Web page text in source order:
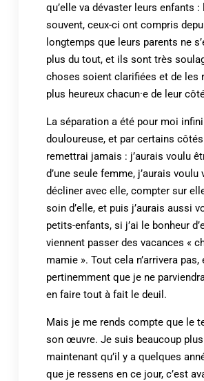
qu’elle va dévaster leurs enfants :
souvent, ceux-ci ont compris
longtemps que leurs parents ne
plus du tout, et ils sont très
choses soient clarifiées et de les
plus heureux chacun·e de leur
La séparation a été pour moi
douloureuse, et par certains côtés
remettrai jamais : j’aurais voulu
d’une seule femme, j’aurais
décliner avec elle, compter sur
soin d’elle, et puis j’aurais aussi
petits-enfants, si j’ai le bonheur
viennent passer des vacances «
mamie ». Tout cela n’arrivera pas,
pertinemment que je ne
en faire tout à fait le deuil.
Mais je me rends compte que le
son œuvre. Je suis beaucoup plus
maintenant qu’il y a quelques
que je ressens en ce jour, c’est